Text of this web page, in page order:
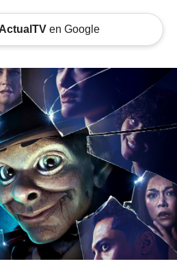
ActualTVen Google